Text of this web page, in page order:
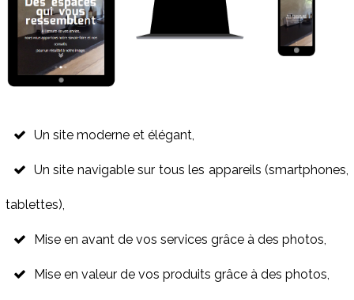
Un site moderne et élégant,
Un site navigable sur tous les appareils (smartphones,
tablettes),
Mise en avant de vos services grâce à des photos,
Mise en valeur de vos produits grâce à des photos,